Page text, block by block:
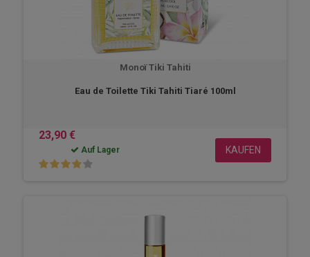
Monoï Tiki Tahiti
Eau de Toilette Tiki Tahiti Tiaré 100ml
23,90 €
Auf Lager KAUFEN